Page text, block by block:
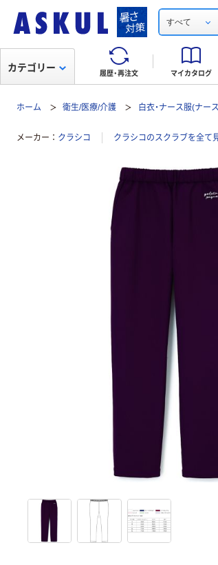
すべて
履歴・再注文 マイカタログ
カテゴリー
ホーム 衛生/医療/介護 白衣・ナース服(ナー
メーカー クラシコ クラシコのスクラブを全て